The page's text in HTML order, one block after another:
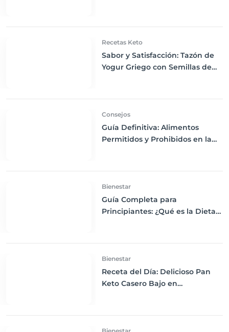
Recetas Keto
Sabor y Satisfacción: Tazón de
Yogur Griego con Semillas de
Consejos
Guía Definitiva: Alimentos
Permitidos y Prohibidos en la
Bienestar
Guía Completa para
Principiantes: ¿Qué es la Dieta
Bienestar
Receta del Día: Delicioso Pan
Keto Casero Bajo en